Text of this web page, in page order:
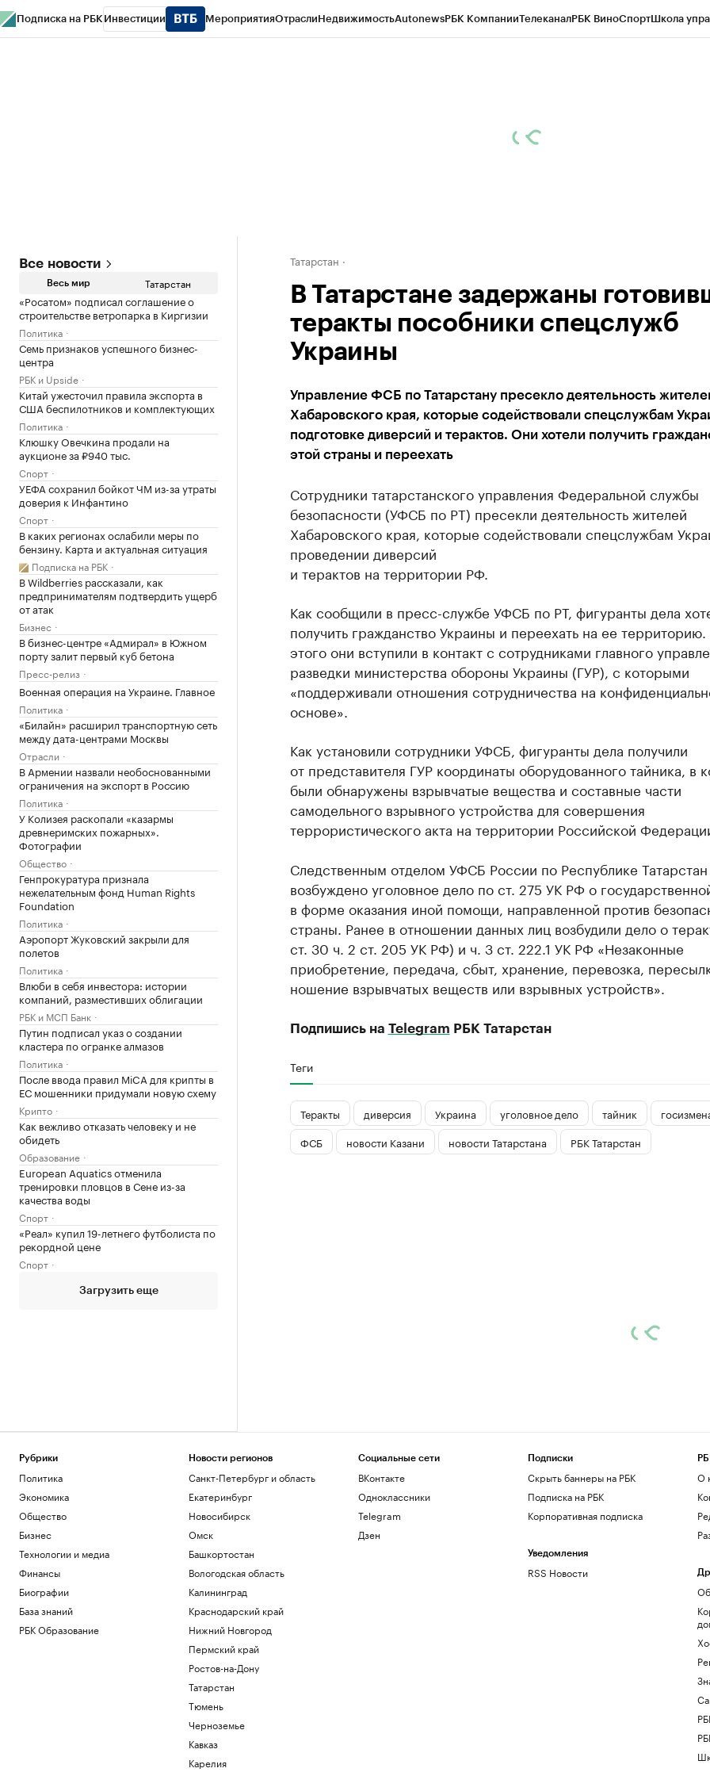
Подписка на РБК Инвестиции МероприятияОтраслиНедвижимостьAutonewsРБК КомпанииТелеканалРБК ВиноСпортШкола
Все новости
Весь мир Татарстан
«Росатом» подписал соглашение о
строительстве ветропарка в Киргизии
Политика
Семь признаков успешного бизнес-
центра
РБК и Upside
Китай ужесточил правила экспорта в
США беспилотников и комплектующих
Политика
Клюшку Овечкина продали на
аукционе за ₽940 тыс.
Спорт
УЕФА сохранил бойкот ЧМ из-за утраты
доверия к Инфантино
Спорт
В каких регионах ослабили меры по
бензину. Карта и актуальная ситуация
Подписка на РБК
В Wildberries рассказали, как
предпринимателям подтвердить ущерб
от атак
Бизнес
В бизнес-центре «Адмирал» в Южном
порту залит первый куб бетона
Пресс-релиз
Военная операция на Украине. Главное
Политика
«Билайн» расширил транспортную сеть
между дата-центрами Москвы
Отрасли
В Армении назвали необоснованными
ограничения на экспорт в Россию
Политика
У Колизея раскопали «казармы
древнеримских пожарных».
Фотографии
Общество
Генпрокуратура признала
нежелательным фонд Human Rights
Foundation
Политика
Аэропорт Жуковский закрыли для
полетов
Политика
Влюби в себя инвестора: истории
компаний, разместивших облигации
РБК и МСП Банк
Путин подписал указ о создании
кластера по огранке алмазов
Политика
После ввода правил MiCA для крипты в
ЕС мошенники придумали новую схему
Крипто
Как вежливо отказать человеку и не
обидеть
Образование
European Aquatics отменила
тренировки пловцов в Сене из-за
качества воды
Спорт
«Реал» купил 19-летнего футболиста по
рекордной цене
Спорт
Загрузить еще
Татарстан
В Татарстане задержаны
теракты пособники спецслужб
Украины
Управление ФСБ по Татарстану пресекло деятельность
Хабаровского края, которые содействовали спецслужбам
подготовке диверсий и терактов. Они хотели получить
этой страны и переехать
Сотрудники татарстанского управления Федеральной службы
безопасности (УФСБ по РТ) пресекли деятельность жителей
Хабаровского края, которые содействовали спецслужбам
проведении диверсий
и терактов на территории РФ.
Как сообщили в пресс-службе УФСБ по РТ, фигуранты дела
получить гражданство Украины и переехать на ее
этого они вступили в контакт с сотрудниками главного
разведки министерства обороны Украины (ГУР), с которыми
«поддерживали отношения сотрудничества на
основе».
Как установили сотрудники УФСБ, фигуранты дела получили
от представителя ГУР координаты оборудованного тайника, в
были обнаружены взрывчатые вещества и составные части
самодельного взрывного устройства для совершения
террористического акта на территории Российской
Следственным отделом УФСБ России по Республике Татарстан
возбуждено уголовное дело по ст. 275 УК РФ о
в форме оказания иной помощи, направленной против
страны. Ранее в отношении данных лиц возбудили дело о
ст. 30 ч. 2 ст. 205 УК РФ) и ч. 3 ст. 222.1 УК РФ «Незаконные
приобретение, передача, сбыт, хранение, перевозка,
ношение взрывчатых веществ или взрывных устройств».
Подпишись на Telegram РБК Татарстан
Теги
Теракты диверсия Украина уголовное дело тайник
ФСБ
новости Казани новости Татарстана РБК Татарстан
Рубрики
Политика
Экономика
Общество
Бизнес
Технологии и медиа
Финансы
Биографии
База знаний
РБК Образование
Новости регионов
Санкт-Петербург и область
Екатеринбург
Новосибирск
Омск
Башкортостан
Вологодская область
Калининград
Краснодарский край
Нижний Новгород
Пермский край
Ростов-на-Дону
Татарстан
Тюмень
Черноземье
Кавказ
Карелия
Социальные сети
ВКонтакте
Одноклассники
Telegram
Дзен
Подписки
Скрыть баннеры на РБК
Подписка на РБК
Корпоративная подписка
Уведомления
RSS Новости
О